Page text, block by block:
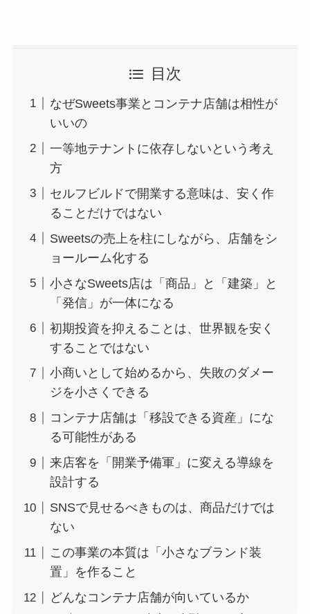
目次
なぜSweets事業とコンテナ店舗は相性が
いいの
一等地テナントに依存しないという考え
方
セルフビルドで開業する意味は、安く作
ることだけではない
Sweetsの売上を柱にしながら、店舗をシ
ョールーム化する
小さなSweets店は「商品」と「建築」と
「発信」が一体になる
初期投資を抑えることは、世界観を安く
することではない
小商いとして始めるから、失敗のダメー
ジを小さくできる
コンテナ店舗は「移設できる資産」にな
る可能性がある
来店客を「開業予備軍」に変える導線を
設計する
SNSで見せるべきものは、商品だけでは
ない
この事業の本質は「小さなブランド装
置」を作ること
どんなコンテナ店舗が向いているか